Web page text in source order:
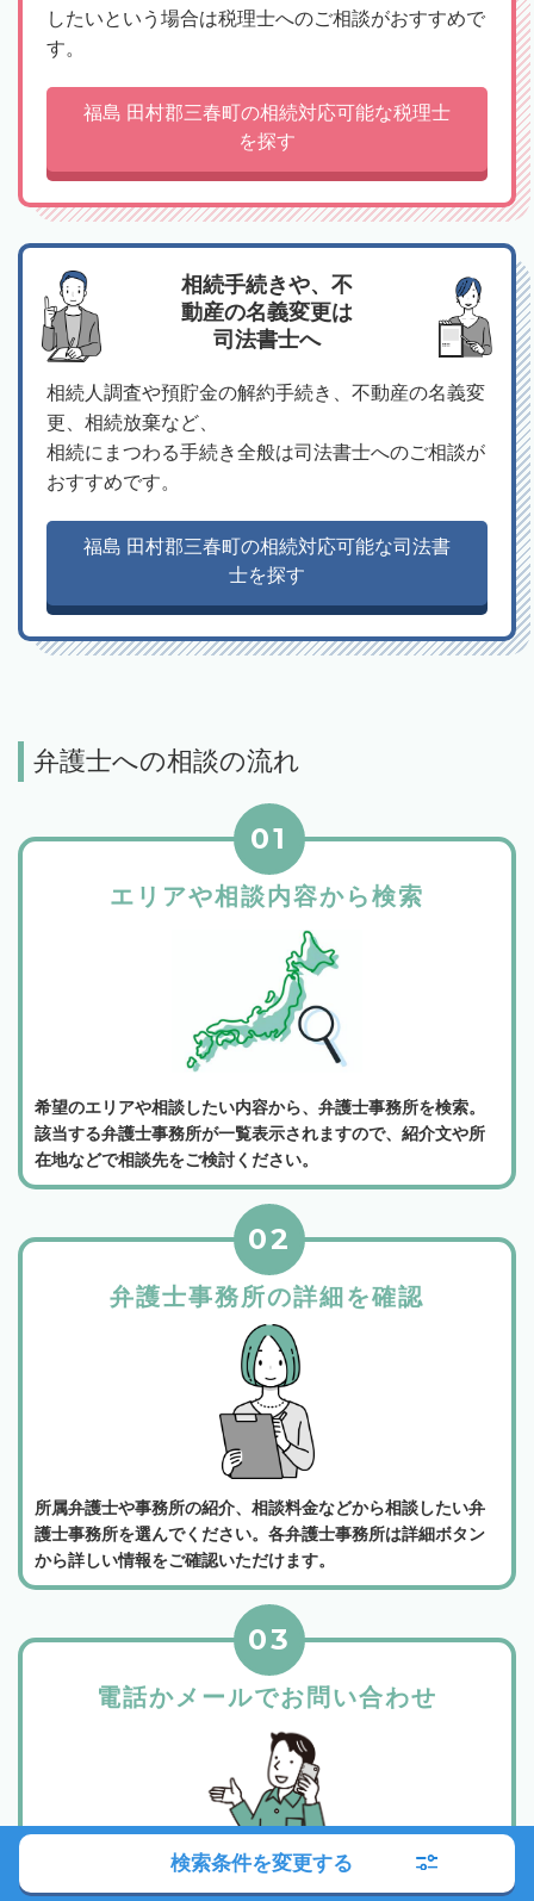
したいという場合は税理士へのご相談がおすすめで
す。
福島 田村郡三春町の相続対応可能な税理士
を探す
相続手続きや、不
動産の名義変更は
司法書士へ
相続人調査や預貯金の解約手続き、不動産の名義変
更、相続放棄など、
相続にまつわる手続き全般は司法書士へのご相談が
おすすめです。
福島 田村郡三春町の相続対応可能な司法書
士を探す
弁護士への相談の流れ
エリアや相談内容から検索
01
希望のエリアや相談したい内容から、弁護士事務所を検索。
該当する弁護士事務所が一覧表示されますので、紹介文や所
在地などで相談先をご検討ください。
弁護士事務所の詳細を確認
02
所属弁護士や事務所の紹介、相談料金などから相談したい弁
護士事務所を選んでください。各弁護士事務所は詳細ボタン
から詳しい情報をご確認いただけます。
電話かメールでお問い合わせ
03
検索条件を変更する